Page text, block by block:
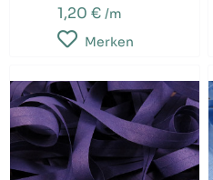
1,20 € /m
Merken